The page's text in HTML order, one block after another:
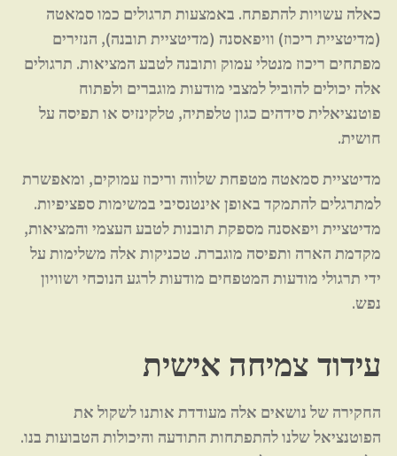
כאלה עשויות להתפתח. באמצעות תרגולים כמו סמאטה
(מדיטציית ריכוז) וויפאסנה (מדיטציית תובנה), הנזירים
מפתחים ריכוז מנטלי עמוק ותובנה לטבע המציאות. תרגולים
אלה יכולים להוביל למצבי מודעות מוגברים ולפתוח
פוטנציאלית סידהים כגון טלפתיה, טלקינזיס או תפיסה על
חושית.
מדיטציית סמאטה מטפחת שלווה וריכוז עמוקים, ומאפשרת
למתרגלים להתמקד באופן אינטנסיבי במשימות ספציפיות.
מדיטציית ויפאסנה מספקת תובנות לטבע העצמי והמציאות,
מקדמת הארה ותפיסה מוגברת. טכניקות אלה משלימות על
ידי תרגולי מודעות המטפחים מודעות לרגע הנוכחי ושוויון
נפש.
עידוד צמיחה אישית
החקירה של נושאים אלה מעודדת אותנו לשקול את
הפוטנציאל שלנו להתפתחות התודעה והיכולות הטבועות בנו.